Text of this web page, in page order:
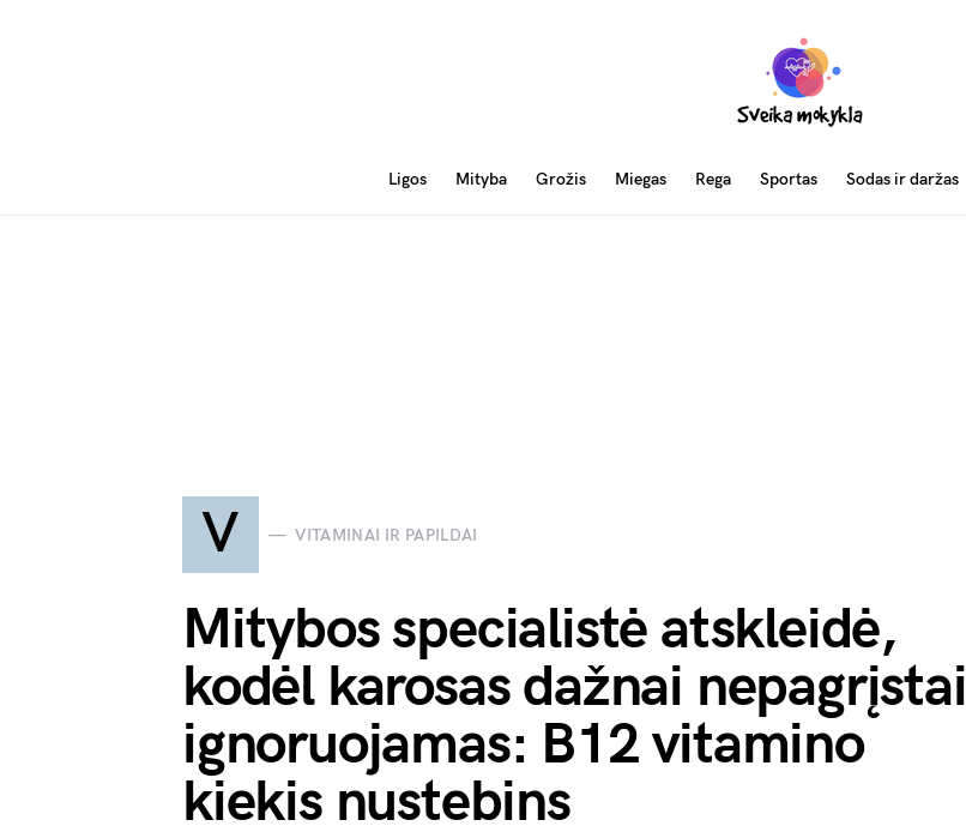
Ligos Mityba Grožis Miegas Rega Sportas Sodas ir daržas
V VITAMINAI IR PAPILDAI
Mitybos specialistė atskleidė,
kodėl karosas dažnai nepagrįstai
ignoruojamas: B12 vitamino
kiekis nustebins